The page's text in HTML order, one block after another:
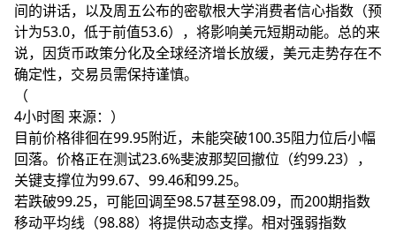
间的讲话，以及周五公布的密歇根大学消费者信心指数（预
计为53.0，低于前值53.6），将影响美元短期动能。总的来
说，因货币政策分化及全球经济增长放缓，美元走势存在不
确定性，交易员需保持谨慎。
（
4小时图 来源：）
目前价格徘徊在99.95附近，未能突破100.35阻力位后小幅
回落。价格正在测试23.6%斐波那契回撤位（约99.23），
关键支撑位为99.67、99.46和99.25。
若跌破99.25，可能回调至98.57甚至98.09，而200期指数
移动平均线（98.88）将提供动态支撑。相对强弱指数